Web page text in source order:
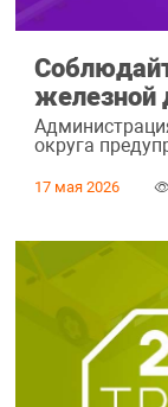
железной
округа
17 мая 2026